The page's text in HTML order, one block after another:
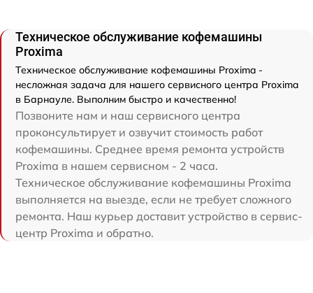
Техническое обслуживание кофемашины
Proxima
Техническое обслуживание кофемашины Proxima -
несложная задача для нашего сервисного центра Proxima
в Барнауле. Выполним быстро и качественно!
Позвоните нам и наш сервисного центра
проконсультирует и озвучит стоимость работ
кофемашины. Среднее время ремонта устройств
Proxima в нашем сервисном - 2 часа.
Техническое обслуживание кофемашины Proxima
выполняется на выезде, если не требует сложного
ремонта. Наш курьер доставит устройство в сервис-
центр Proxima и обратно.